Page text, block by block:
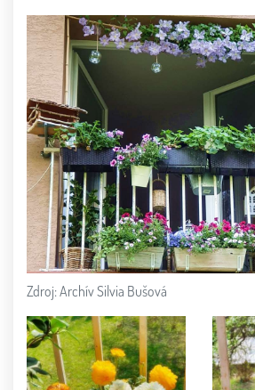
Zdroj: Archív Silvia Bušová